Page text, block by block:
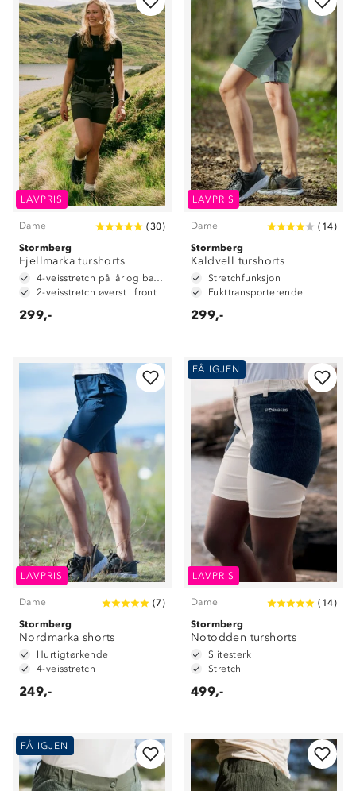
LAVPRIS
Dame (30)
Stormberg
Fjellmarka turshorts
4-veisstretch på lår og baken
2-veisstretch øverst i front
299,-
LAVPRIS
Dame ( 14)
Stormberg
Kaldvell turshorts
Stretchfunksjon
Fukttransporterende
299,-
LAVPRIS
Dame (7)
Stormberg
Nordmarka shorts
Hurtigtørkende
4-veisstretch
249,-
FÅ IGJEN
LAVPRIS
Dame ( 14)
Stormberg
Notodden turshorts
Slitesterk
Stretch
499,-
FÅ IGJEN